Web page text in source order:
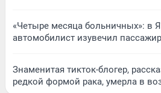
«Четыре месяца больничных»: в
автомобилист изувечил
Знаменитая тикток-блогер,
редкой формой рака, умерла в